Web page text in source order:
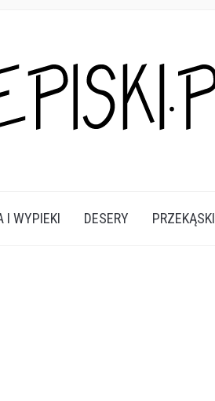
I WYPIEKI DESERY PRZEKĄSKI